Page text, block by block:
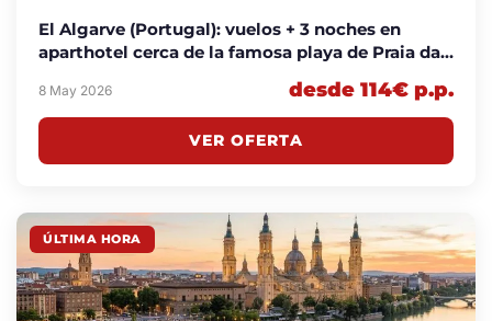
El Algarve (Portugal): vuelos + 3 noches en
aparthotel cerca de la famosa playa de Praia da
8 May 2026 desde 114€ p.p.
VER OFERTA
ÚLTIMA HORA